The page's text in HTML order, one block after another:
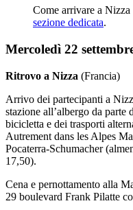
Come arrivare a
sezione dedicata.
Mercoledì 22
Ritrovo a Nizza (Francia)
Arrivo dei partecipanti a
stazione all’albergo da parte
bicicletta e dei trasporti
Autrement dans les Alpes
Pocaterra-Schumacher
17,50).
Cena e pernottamento alla
29 boulevard Frank Pilatte